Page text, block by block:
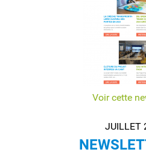
Voir cette
JUILLET